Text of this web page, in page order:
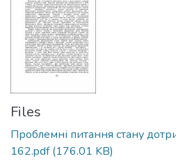
Files
Проблемні питання стану
162.pdf(176.01 KB)